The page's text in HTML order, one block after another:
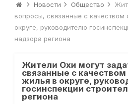
Новости Общество
вопросы, связанные с качеством
округе, руководителю
надзора региона
Жители Охи могут
связанные с
жилья в округе,
госинспекции
региона